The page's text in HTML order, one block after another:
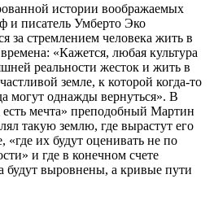
истории воображаемых
и писатель Умберто Эко
за стремлением человека жить в
«Кажется, любая культура
реальности жесток и жить в
земле, к которой когда-то
могут однажды вернуться». В
мечта» преподобный Мартин
такую землю, где вырастут его
«где их будут оценивать не по
и где в конечном счете
будут выровнены, а кривые пути